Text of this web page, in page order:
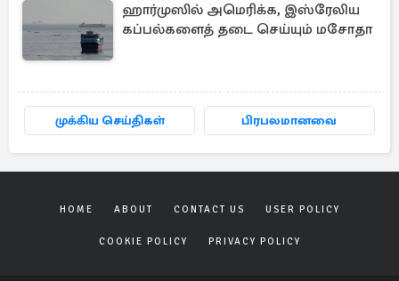
ஹார்முஸில் அமெரிக்க, இஸ்ரேலிய
கப்பல்களைத் தடை செய்யும் மசோதா
முக்கிய செய்திகள் பிரபலமானவை
HOME ABOUT CONTACT US USER POLICY
COOKIE POLICY PRIVACY POLICY